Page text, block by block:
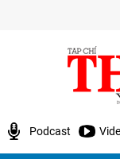
Podcast